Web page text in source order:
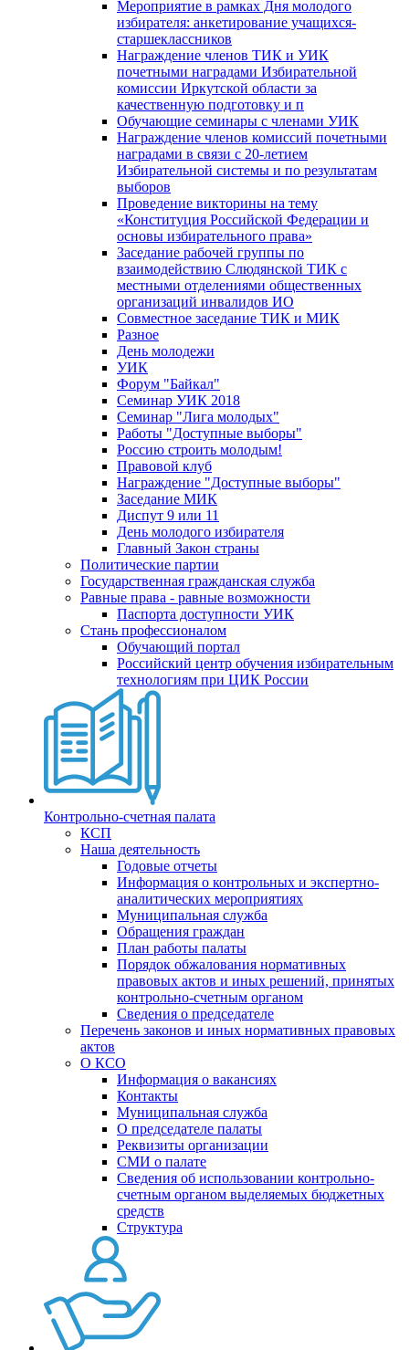
Мероприятие в рамках Дня молодого
избирателя: анкетирование учащихся-
старшеклассников
Награждение членов ТИК и УИК
почетными наградами Избирательной
комиссии Иркутской области за
качественную подготовку и п
Обучающие семинары с членами УИК
Награждение членов комиссий почетными
наградами в связи с 20-летием
Избирательной системы и по результатам
выборов
Проведение викторины на тему
«Конституция Российской Федерации и
основы избирательного права»
Заседание рабочей группы по
взаимодействию Слюдянской ТИК с
местными отделениями общественных
организаций инвалидов ИО
Совместное заседание ТИК и МИК
Разное
День молодежи
УИК
Форум "Байкал"
Семинар УИК 2018
Семинар "Лига молодых"
Работы "Доступные выборы"
Россию строить молодым!
Правовой клуб
Награждение "Доступные выборы"
Заседание МИК
Диспут 9 или 11
День молодого избирателя
Главный Закон страны
Политические партии
Государственная гражданская служба
Равные права - равные возможности
Паспорта доступности УИК
Стань профессионалом
Обучающий портал
Российский центр обучения избирательным
технологиям при ЦИК России
Контрольно-счетная палата
КСП
Наша деятельность
Годовые отчеты
Информация о контрольных и экспертно-
аналитических мероприятиях
Муниципальная служба
Обращения граждан
План работы палаты
Порядок обжалования нормативных
правовых актов и иных решений, принятых
контрольно-счетным органом
Сведения о председателе
Перечень законов и иных нормативных правовых
актов
О КСО
Информация о вакансиях
Контакты
Муниципальная служба
О председателе палаты
Реквизиты организации
СМИ о палате
Сведения об использовании контрольно-
счетным органом выделяемых бюджетных
средств
Структура